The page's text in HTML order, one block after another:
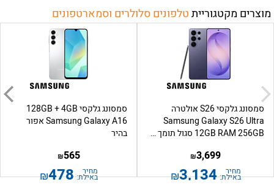
מוצרים מקטגורייתטלפונים סלולרים וסמארטפונים
סמסונג גלקסי S26 אולטרה
Samsung Galaxy S26 Ultra
12GB RAM 256GB סגול תומך eSIM
3,699
₪
מחיר
באילת: 3,134
₪
סמסונג גלקסי 128GB + 4GB
Samsung Galaxy A16 אפור
בהיר
565
₪
מחיר
באילת: 478
₪